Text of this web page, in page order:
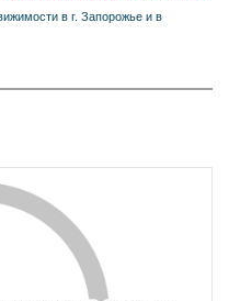
в г. Запорожье и в